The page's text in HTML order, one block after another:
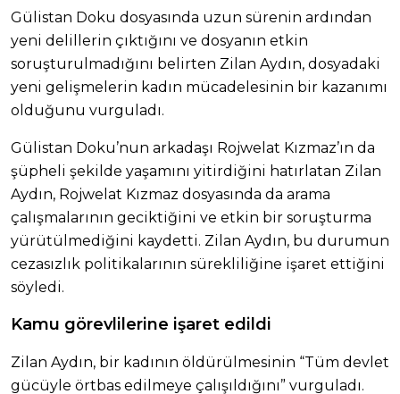
Gülistan Doku dosyasında uzun sürenin ardından
yeni delillerin çıktığını ve dosyanın etkin
soruşturulmadığını belirten Zilan Aydın, dosyadaki
yeni gelişmelerin kadın mücadelesinin bir kazanımı
olduğunu vurguladı.
Gülistan Doku’nun arkadaşı Rojwelat Kızmaz’ın da
şüpheli şekilde yaşamını yitirdiğini hatırlatan Zilan
Aydın, Rojwelat Kızmaz dosyasında da arama
çalışmalarının geciktiğini ve etkin bir soruşturma
yürütülmediğini kaydetti. Zilan Aydın, bu durumun
cezasızlık politikalarının sürekliliğine işaret ettiğini
söyledi.
Kamu görevlilerine işaret edildi
Zilan Aydın, bir kadının öldürülmesinin “Tüm devlet
gücüyle örtbas edilmeye çalışıldığını” vurguladı.